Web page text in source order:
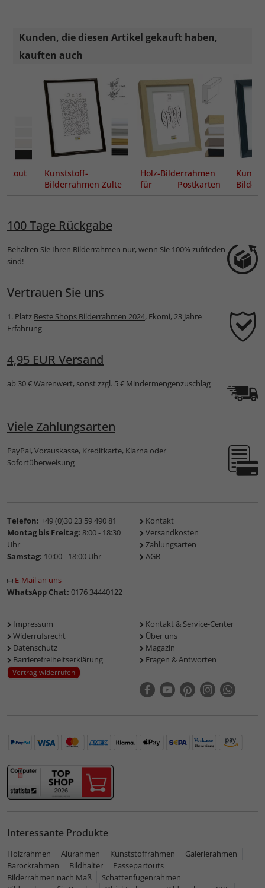
Kunden, die diesen Artikel gekauft haben,
kauften auch
Kunststoff-
Bilderrahmen Zulte
Holz-Bilderrahmen
für Postkarten
100 Tage Rückgabe
Behalten Sie Ihren Bilderrahmen nur, wenn Sie 100% zufrieden
sind!
Vertrauen Sie uns
1. Platz Beste Shops Bilderrahmen 2024, Ekomi, 23 Jahre
Erfahrung
4,95 EUR Versand
ab 30 € Warenwert, sonst zzgl. 5 € Mindermengenzuschlag
Viele Zahlungsarten
PayPal, Vorauskasse, Kreditkarte, Klarna oder
Sofortüberweisung
Telefon: +49 (0)30 23 59 490 81
Montag bis Freitag: 8:00 - 18:30
Uhr
Samstag: 10:00 - 18:00 Uhr
E-Mail an uns
WhatsApp Chat: 0176 34440122
Kontakt
Versandkosten
Zahlungsarten
AGB
Impressum
Widerrufsrecht
Datenschutz
Barrierefreiheitserklärung
Vertrag widerrufen
Kontakt & Service-Center
Über uns
Magazin
Fragen & Antworten
Interessante Produkte
Holzrahmen Alurahmen Kunststoffrahmen
Galerierahmen
Barockrahmen
Bildhalter
Passepartouts
Bilderrahmen nach Maß
Schattenfugenrahmen